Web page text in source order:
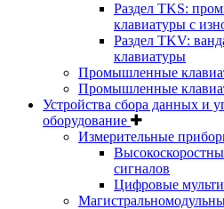
Раздел TKS:
клавиатуры с
Раздел TKV:
клавиатуры
Промышленные
Промышленные
Устройства сбора данных и
оборудование
Измерительные
сигналов
Цифровые